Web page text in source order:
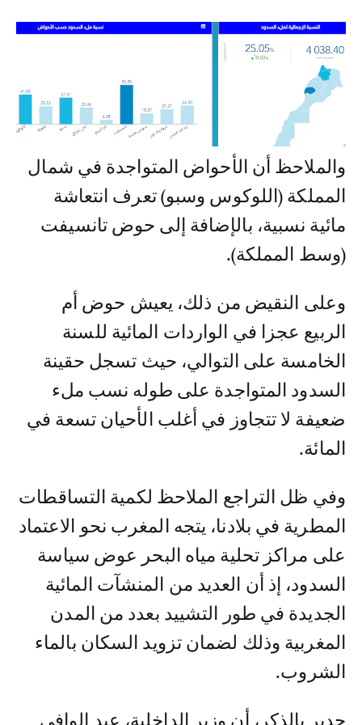
والملاحظ أن الأحواض المتواجدة في شمال
المملكة (اللوكوس وسبو) تعرف انتعاشة
مائية نسبية، بالإضافة إلى حوض تانسيفت
(وسط المملكة).
وعلى النقيض من ذلك، يعيش حوض أم
الربيع عجزا في الواردات المائية للسنة
الخامسة على التوالي، حيث تسجل حقينة
السدود المتواجدة على طوله نسب ملء
ضعيفة لا تتجاوز في أغلب الأحيان تسعة في
المائة.
وفي ظل التراجع الملاحظ لكمية التساقطات
المطرية في بلادنا، يتجه المغرب نحو الاعتماد
على مراكز تحلية مياه البحر عوض سياسة
السدود، إذ أن العديد من المنشآت المائية
الجديدة في طور التشييد بعدد من المدن
المغربية وذلك لضمان تزويد السكان بالماء
الشروب.